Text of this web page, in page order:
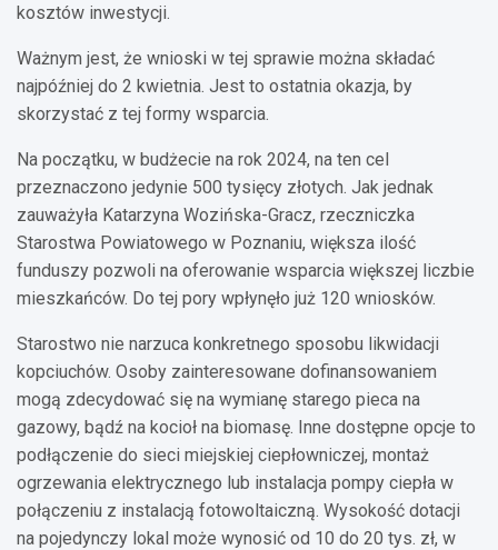
kosztów inwestycji.
Ważnym jest, że wnioski w tej sprawie można składać
najpóźniej do 2 kwietnia. Jest to ostatnia okazja, by
skorzystać z tej formy wsparcia.
Na początku, w budżecie na rok 2024, na ten cel
przeznaczono jedynie 500 tysięcy złotych. Jak jednak
zauważyła Katarzyna Wozińska-Gracz, rzeczniczka
Starostwa Powiatowego w Poznaniu, większa ilość
funduszy pozwoli na oferowanie wsparcia większej liczbie
mieszkańców. Do tej pory wpłynęło już 120 wniosków.
Starostwo nie narzuca konkretnego sposobu likwidacji
kopciuchów. Osoby zainteresowane dofinansowaniem
mogą zdecydować się na wymianę starego pieca na
gazowy, bądź na kocioł na biomasę. Inne dostępne opcje to
podłączenie do sieci miejskiej ciepłowniczej, montaż
ogrzewania elektrycznego lub instalacja pompy ciepła w
połączeniu z instalacją fotowoltaiczną. Wysokość dotacji
na pojedynczy lokal może wynosić od 10 do 20 tys. zł, w